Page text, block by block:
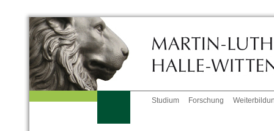
Studium Forschung